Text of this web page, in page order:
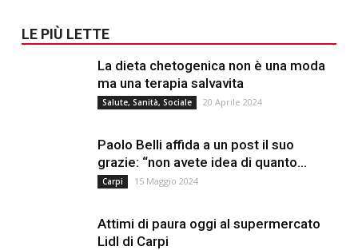
LE PIÙ LETTE
La dieta chetogenica non è una moda
ma una terapia salvavita
Salute, Sanità, Sociale 20 Aprile 2024
Paolo Belli affida a un post il suo
grazie: “non avete idea di quanto...
Carpi 15 Maggio 2024
Attimi di paura oggi al supermercato
Lidl di Carpi